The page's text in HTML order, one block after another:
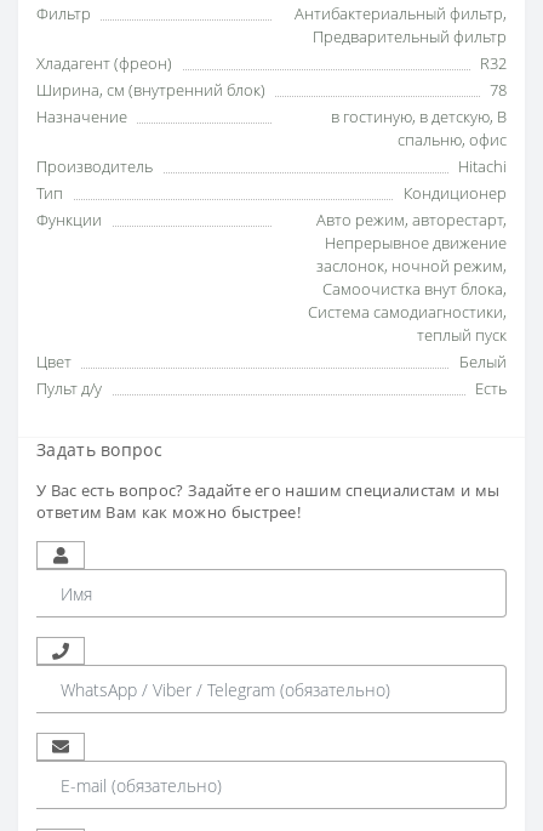
Фильтр
Антибактериальный фильтр,
Предварительный фильтр
Хладагент (фреон)
R32
Ширина, см (внутренний блок)
78
Назначение
в гостиную, в детскую, В
спальню, офис
Производитель
Hitachi
Тип
Кондиционер
Функции
Авто режим, авторестарт,
Непрерывное движение
заслонок, ночной режим,
Самоочистка внут блока,
Система самодиагностики,
теплый пуск
Цвет
Белый
Пульт д/у
Есть
Задать вопрос
У Вас есть вопрос? Задайте его нашим специалистам и мы
ответим Вам как можно быстрее!